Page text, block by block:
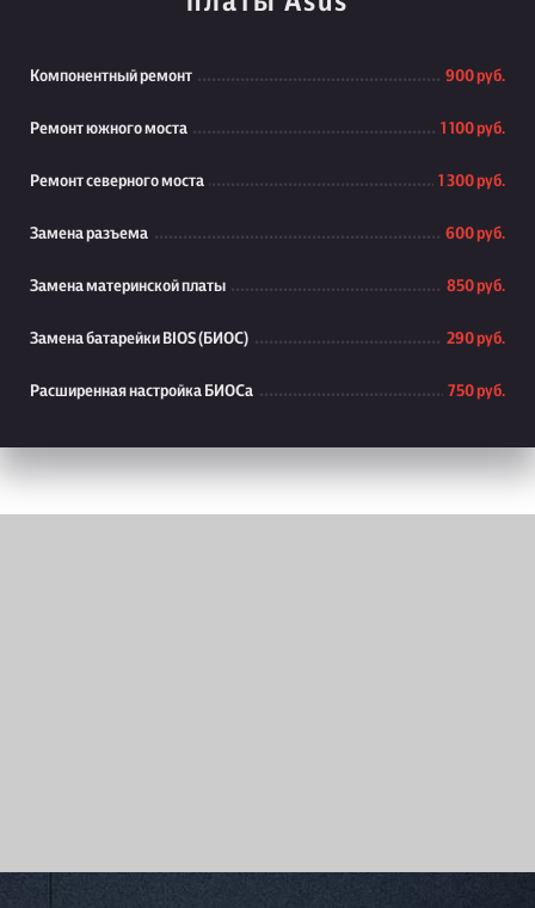
Компонентный ремонт 900 руб.
Ремонт южного моста 1 100 руб.
Ремонт северного моста 1 300 руб.
Замена разъема 600 руб.
Замена материнской платы 850 руб.
Замена батарейки BIOS (БИОС) 290 руб.
Расширенная настройка БИОСа 750 руб.